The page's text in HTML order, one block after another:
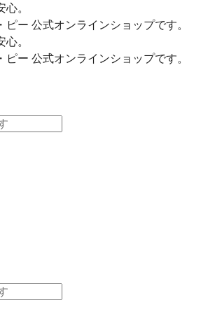
。
ー 公式オンラインショップです。
。
ー 公式オンラインショップです。